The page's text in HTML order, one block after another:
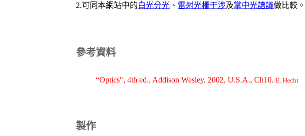
2.可同本網站中的白光分光 、 雷射光柵干涉及掌中光譜議做比較。
參考資料
“Optics", 4th ed., Addison Wesley, 2002, U.S.A., Ch10. E. Hecht
製作